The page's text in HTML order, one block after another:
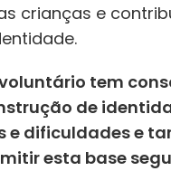
crianças e
tem
de
e dificuldades e
esta base